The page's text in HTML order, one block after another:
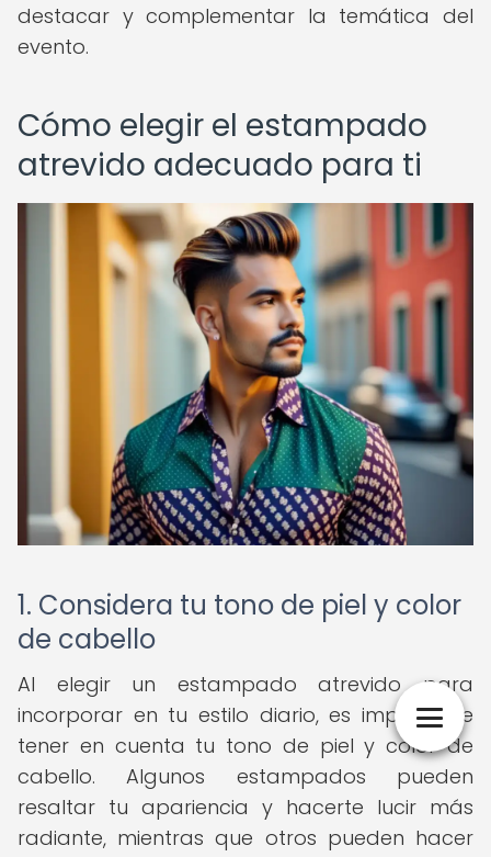
destacar y complementar la temática del
evento.
Cómo elegir el estampado
atrevido adecuado para ti
1. Considera tu tono de piel y color
de cabello
Al elegir un estampado atrevido para
incorporar en tu estilo diario, es importante
tener en cuenta tu tono de piel y color de
cabello. Algunos estampados pueden
resaltar tu apariencia y hacerte lucir más
radiante, mientras que otros pueden hacer